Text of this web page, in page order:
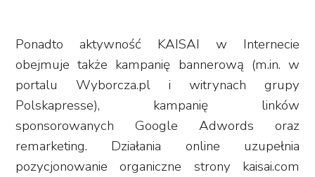
Ponadto aktywność KAISAI w Internecie
obejmuje także kampanię bannerową (m.in. w
portalu Wyborcza.pl i witrynach grupy
Polskapresse), kampanię linków
sponsorowanych Google Adwords oraz
remarketing. Działania online uzupełnia
pozycjonowanie organiczne strony kaisai.com